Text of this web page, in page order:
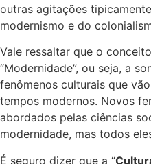
outras agitações
modernismo e do
Vale ressaltar que o
“Modernidade”, ou seja, a
fenômenos culturais que
tempos modernos. Novos
abordados pelas ciências
modernidade, mas todos
É seguro dizer que a “